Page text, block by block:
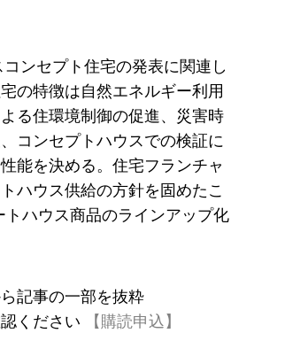
ンセプト住宅の発表に関連し
の特徴は自然エネルギー利用
る住環境制御の促進、災害時
コンセプトハウスでの検証に
能を決める。住宅フランチャ
ハウス供給の方針を固めたこ
ハウス商品のラインアップ化
記事の一部を抜粋
ください
【購読申込】